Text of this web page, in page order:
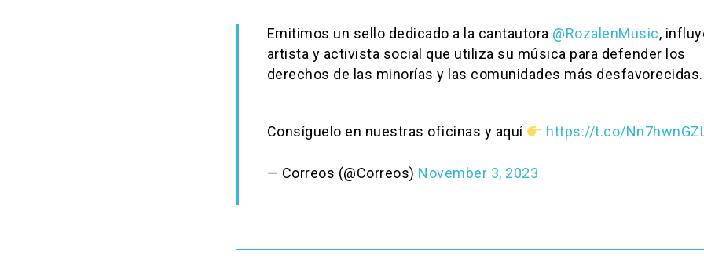
Emitimos un sello dedicado a la cantautora @RozalenMusic,
artista y activista social que utiliza su música para defender los
derechos de las minorías y las comunidades más desfavorecidas.
Consíguelo en nuestras oficinas y aquí https://t.co/
— Correos (@Correos) November 3, 2023